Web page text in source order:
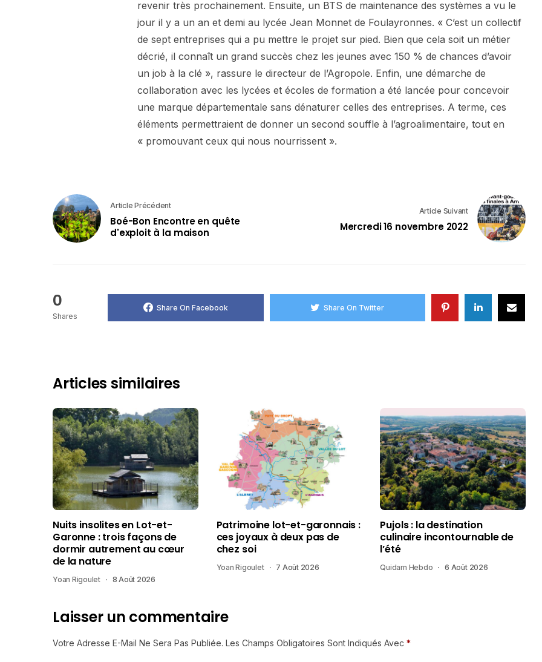
revenir très prochainement. Ensuite, un BTS de maintenance des systèmes a vu le
jour il y a un an et demi au lycée Jean Monnet de Foulayronnes. « C’est un collectif
de sept entreprises qui a pu mettre le projet sur pied. Bien que cela soit un métier
décrié, il connaît un grand succès chez les jeunes avec 150 % de chances d’avoir
un job à la clé », rassure le directeur de l’Agropole. Enfin, une démarche de
collaboration avec les lycées et écoles de formation a été lancée pour concevoir
une marque départementale sans dénaturer celles des entreprises. A terme, ces
éléments permettraient de donner un second souffle à l’agroalimentaire, tout en
« promouvant ceux qui nous nourrissent ».
Article Précédent
Boé-Bon Encontre en quête
d'exploit à la maison
Article Suivant
Mercredi 16 novembre 2022
0
Shares
Share On Facebook Share On Twitter
Articles similaires
Nuits insolites en Lot-et-
Garonne : trois façons de
dormir autrement au cœur
de la nature
Yoan Rigoulet 8 Août 2026
Patrimoine lot-et-garonnais :
ces joyaux à deux pas de
chez soi
Yoan Rigoulet 7 Août 2026
Pujols : la destination
culinaire incontournable de
l’été
Quidam Hebdo 6 Août 2026
Laisser un commentaire
Votre Adresse E-Mail Ne Sera Pas Publiée. Les Champs Obligatoires Sont Indiqués Avec *